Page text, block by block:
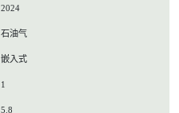
2024
石油气
嵌入式
1
5.8